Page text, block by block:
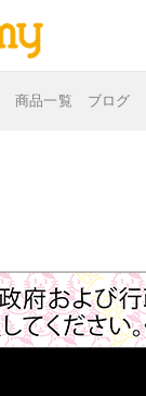
商品一覧 ブログ